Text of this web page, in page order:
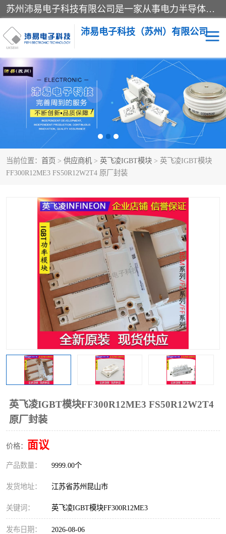
苏州沛易电子科技有限公司是一家从事电力半导体器件和电子元器件的专业代理及分销商，产品包括：IGBT模块、IPM模块、PIM模块、二极管、三极管、可控硅、整流桥、IGBT单管、IGBT电路驱动板、GTR达林顿模块、快恢复二极管、肖特基二极管、熔断器、IC集成电路、快速熔断器等。
沛易电子科技（苏州）有限公司
当前位置： 首页 > 供应商机 > 英飞凌IGBT模块 > 英飞凌IGBT模块
FF300R12ME3 FS50R12W2T4 原厂封装
英飞凌IGBT模块FF300R12ME3 FS50R12W2T4
原厂封装
价格： 面议
产品数量： 9999.00个
发货地址： 江苏省苏州昆山市
关键词： 英飞凌IGBT模块FF300R12ME3
发布日期： 2026-08-06
西门康 英飞凌
快恢复二极管 英飞凌IGBT模块
英飞凌可控硅模块 IXYS艾赛斯可控硅
SEMIKRON西门康IGBT SEMIKRON西门康可控硅
器
MOS管场效应管 晶闸管